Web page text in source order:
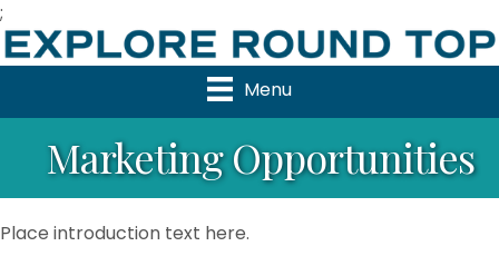
;
Menu
Marketing Opportunities
Place introduction text here.